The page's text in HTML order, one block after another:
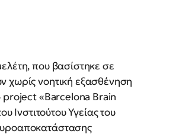
που βασίστηκε σε
χωρίς νοητική εξασθένηση
project «Barcelona Brain
Ινστιτούτου Υγείας του